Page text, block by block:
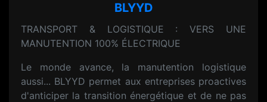
BLYYD
TRANSPORT & LOGISTIQUE : VERS UNE
MANUTENTION 100% ÉLECTRIQUE
Le monde avance, la manutention logistique
aussi... BLYYD permet aux entreprises proactives
d'anticiper la transition énergétique et de ne pas